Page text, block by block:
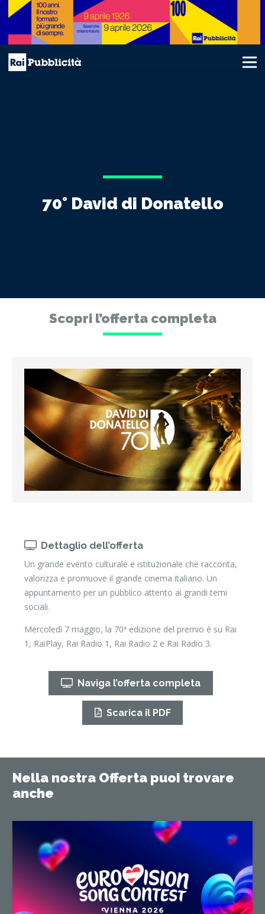
70° David di Donatello
Scopri l’offerta completa
Dettaglio dell’offerta
Un grande evento culturale e istituzionale che racconta,
valorizza e promuove il grande cinema italiano. Un
appuntamento per un pubblico attento ai grandi temi
sociali.
Mercoledì 7 maggio, la 70ª edizione del premio è su Rai
1, RaiPlay, Rai Radio 1, Rai Radio 2 e Rai Radio 3.
Naviga l’offerta completa
Scarica il PDF
Nella nostra Offerta puoi trovare
anche